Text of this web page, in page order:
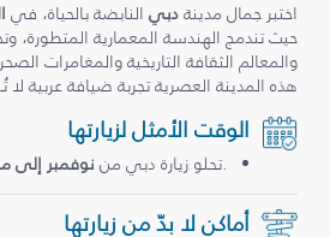
اختبر جمال مدينةدبيالنابضة بالحياة، في
حيث تندمج الهندسة المعمارية المتطورة،
والمعالم الثقافة التاريخية والمغامرات
هذه المدينة العصرية تجربة ضيافة عربية
الوقت الأمثل لزيارتها
.تحلو زيارة دبي من نوفمبر إلى
أماكن لا بدّ من زيارتها